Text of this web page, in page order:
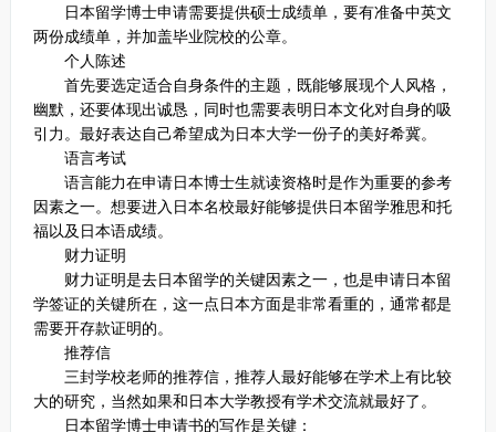
日本留学博士申请需要提供硕士成绩单，要有准备中英文
两份成绩单，并加盖毕业院校的公章。
个人陈述
首先要选定适合自身条件的主题，既能够展现个人风格，
幽默，还要体现出诚恳，同时也需要表明日本文化对自身的吸
引力。最好表达自己希望成为日本大学一份子的美好希冀。
语言考试
语言能力在申请日本博士生就读资格时是作为重要的参考
因素之一。想要进入日本名校最好能够提供日本留学雅思和托
福以及日本语成绩。
财力证明
财力证明是去日本留学的关键因素之一，也是申请日本留
学签证的关键所在，这一点日本方面是非常看重的，通常都是
需要开存款证明的。
推荐信
三封学校老师的推荐信，推荐人最好能够在学术上有比较
大的研究，当然如果和日本大学教授有学术交流就最好了。
日本留学博士申请书的写作是关键：